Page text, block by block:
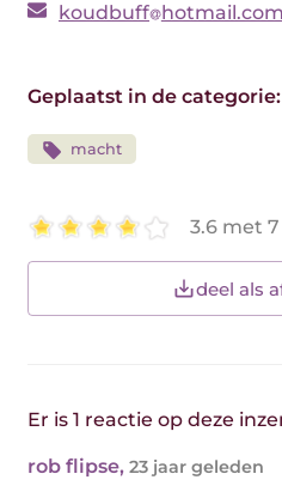
koudbuff hotmail.com
Geplaatst in de categorie:
macht
3.6 met
deel als
Er is 1 reactie op deze
rob flipse, 23 jaar geleden